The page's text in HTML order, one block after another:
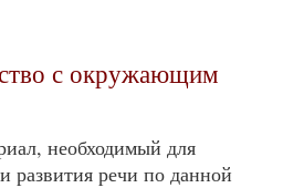
с окружающим
необходимый для
развития речи по данной